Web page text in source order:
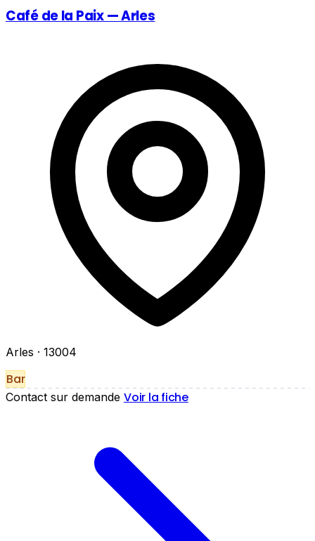
Café de la Paix — Arles
Arles · 13004
Bar
Contact sur demande Voir la fiche